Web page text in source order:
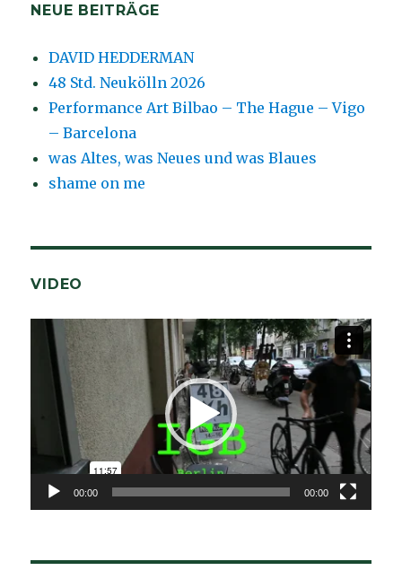
NEUE BEITRÄGE
DAVID HEDDERMAN
48 Std. Neukölln 2026
Performance Art Bilbao – The Hague – Vigo
– Barcelona
was Altes, was Neues und was Blaues
shame on me
VIDEO
Video-
Player
00:00 00:00